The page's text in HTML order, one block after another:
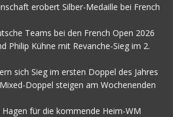
erobert Silber-Medaille bei French
Teams bei den French Open 2026
Philip Kühne mit Revanche-Sieg im 2.
sich Sieg im ersten Doppel des Jahres
Doppel steigen am Wochenenden
für die kommende Heim-WM